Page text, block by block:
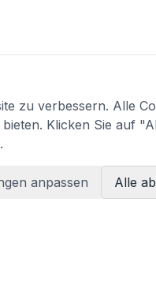
zu verbessern. Alle
Klicken Sie auf
anpassen Alle